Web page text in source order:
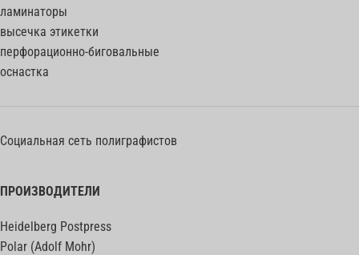
ламинаторы
высечка этикетки
перфорационно-биговальные
оснастка
Социальная сеть полиграфистов
ПРОИЗВОДИТЕЛИ
Heidelberg Postpress
Polar (Adolf Mohr)